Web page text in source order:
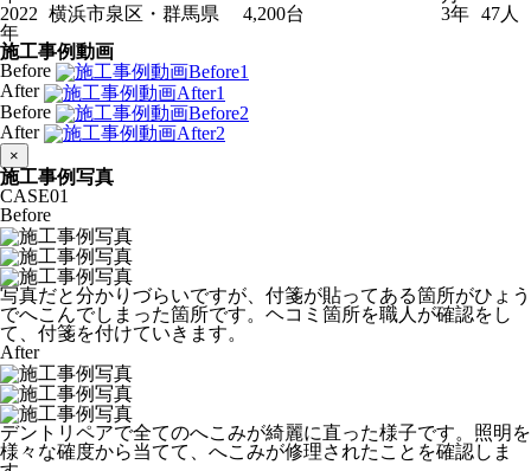
2022
年
横浜市泉区・群馬県 4,200台 3年 47人
施工事例動画
Before
After
Before
After
×
施工事例写真
CASE01
Before
写真だと分かりづらいですが、付箋が貼ってある箇所がひょう
でへこんでしまった箇所です。ヘコミ箇所を職人が確認をし
て、付箋を付けていきます。
After
デントリペアで全てのへこみが綺麗に直った様子です。照明を
様々な確度から当てて、へこみが修理されたことを確認しま